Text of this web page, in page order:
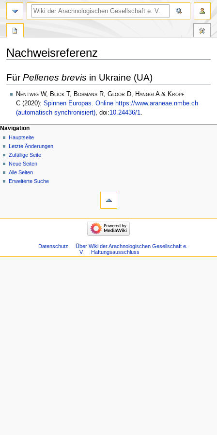
Nachweisreferenz
Navigation
springen
Suche
springen
Für Pellenes brevis in Ukraine (UA)
Nentwig W, Blick T, Bosmans R, Gloor D, Hänggi A & Kropf
C (2020): Spinnen Europas. Online https://www.araneae.nmbe.ch
(automatisch synchronisiert), doi:10.24436/1.
Navigation
Hauptseite
Letzte Änderungen
Zufällige Seite
Neue Seiten
Alle Seiten
Erweiterte Suche
Datenschutz
Über Wiki der Arachnologischen Gesellschaft e.
V.
Haftungsausschluss